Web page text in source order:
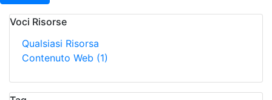
Voci Risorse
Qualsiasi Risorsa
Contenuto Web (1)